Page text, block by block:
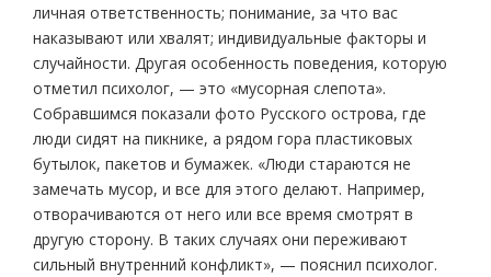
личная ответственность; понимание, за что вас
наказывают или хвалят; индивидуальные факторы и
случайности. Другая особенность поведения, которую
отметил психолог, — это «мусорная слепота».
Собравшимся показали фото Русского острова, где
люди сидят на пикнике, а рядом гора пластиковых
бутылок, пакетов и бумажек. «Люди стараются не
замечать мусор, и все для этого делают. Например,
отворачиваются от него или все время смотрят в
другую сторону. В таких случаях они переживают
сильный внутренний конфликт», — пояснил психолог.